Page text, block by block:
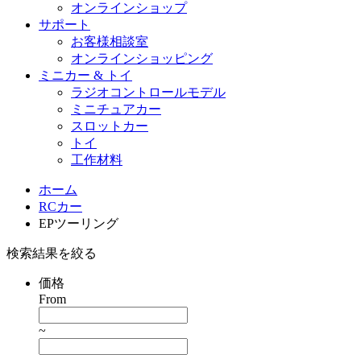
オンラインショップ
サポート
お客様相談室
オンラインショッピング
ミニカー & トイ
ラジオコントロールモデル
ミニチュアカー
スロットカー
トイ
工作材料
ホーム
RCカー
EPツーリング
検索結果を絞る
価格
From
~